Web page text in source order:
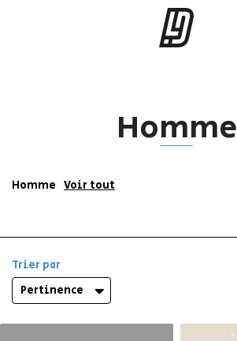
Homme
Homme Voir tout
Trier par
Pertinence